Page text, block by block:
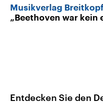
Musikverlag
„Beethoven war kein
Entdecken Sie den